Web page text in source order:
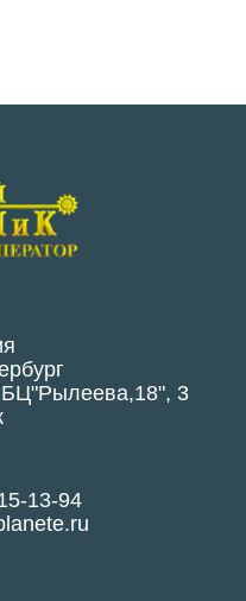
БЦ"Рылеева,18", 3
13-94